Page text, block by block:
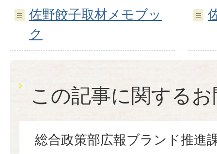
佐野餃子取材メモブッ
ク
この記事に関する
総合政策部広報ブランド推進